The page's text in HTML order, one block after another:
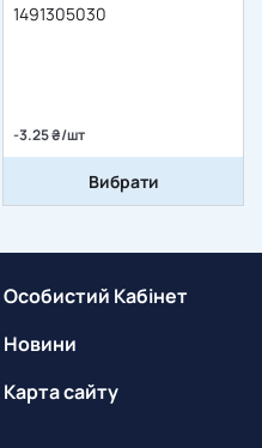
1491305030
-3.25 ₴/шт
Вибрати
Особистий Кабінет
Новини
Карта сайту